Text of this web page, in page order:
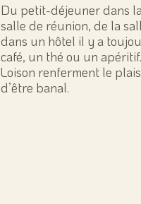
Du petit-déjeuner dans
salle de réunion, de la
dans un hôtel il y a
café, un thé ou un
Loison renferment le
d’être banal.